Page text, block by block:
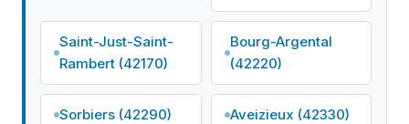
Saint-Just-Saint-
Rambert (42170)
Bourg-Argental
(42220)
Sorbiers (42290) Aveizieux (42330)